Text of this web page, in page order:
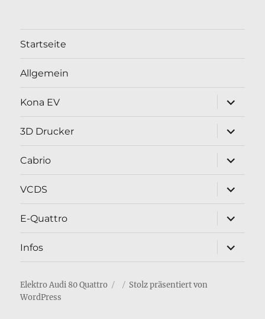
Startseite
Allgemein
Kona EV
öffnen
3D Drucker
öffnen
Cabrio
öffnen
VCDS
öffnen
E-Quattro
öffnen
Infos
öffnen
Elektro Audi 80 Quattro
Stolz präsentiert von
WordPress